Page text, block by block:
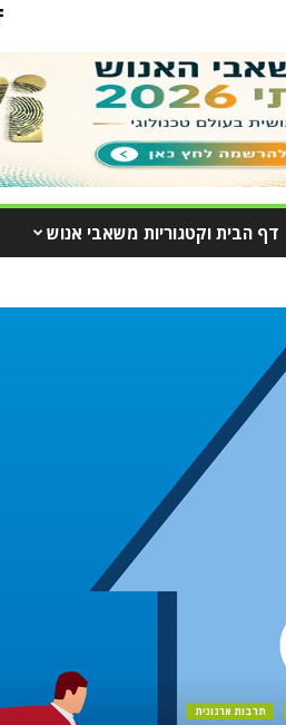
דף הבית וקטגוריות משאבי אנוש
תרבות ארגונית